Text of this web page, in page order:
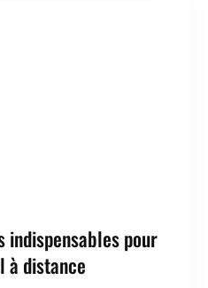
indispensables pour
à distance